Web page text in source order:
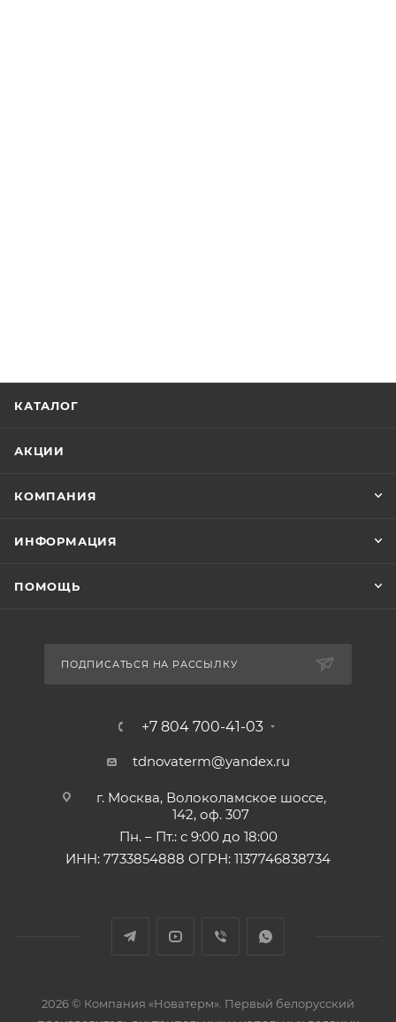
КАТАЛОГ
АКЦИИ
КОМПАНИЯ
ИНФОРМАЦИЯ
ПОМОЩЬ
ПОДПИСАТЬСЯ НА РАССЫЛКУ
+7 804 700-41-03
tdnovaterm@yandex.ru
г. Москва, Волоколамское шоссе,
142, оф. 307
Пн. – Пт.: с 9:00 до 18:00
ИНН: 7733854888 ОГРН: 1137746838734
2026 © Компания «Новатерм». Первый белорусский